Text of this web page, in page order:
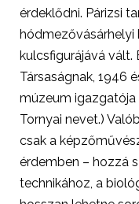
érdeklődni. Párizsi
kulcsfigurájává vált.
Társaságnak, 1946
múzeum
Tornyai nevet.)
csak a
érdemben – hozzá
technikához, a